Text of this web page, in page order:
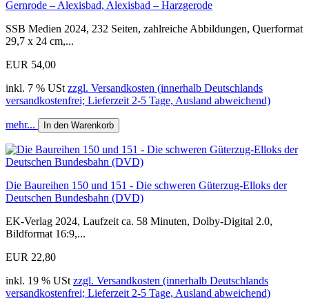
Gernrode – Alexisbad, Alexisbad – Harzgerode
SSB Medien 2024, 232 Seiten, zahlreiche Abbildungen, Querformat
29,7 x 24 cm,...
EUR 54,00
inkl. 7 % USt zzgl. Versandkosten (innerhalb Deutschlands
versandkostenfrei; Lieferzeit 2-5 Tage, Ausland abweichend)
mehr... In den Warenkorb
Die Baureihen 150 und 151 - Die schweren Güterzug-Elloks der
Deutschen Bundesbahn (DVD)
EK-Verlag 2024, Laufzeit ca. 58 Minuten, Dolby-Digital 2.0,
Bildformat 16:9,...
EUR 22,80
inkl. 19 % USt zzgl. Versandkosten (innerhalb Deutschlands
versandkostenfrei; Lieferzeit 2-5 Tage, Ausland abweichend)